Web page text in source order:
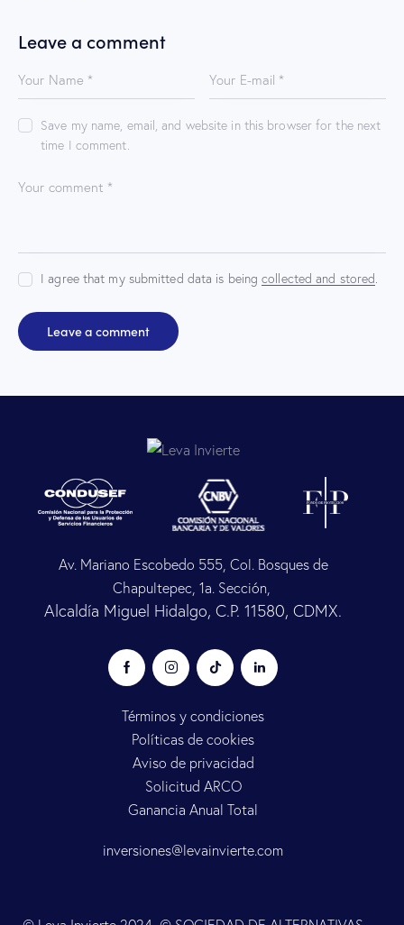
Leave a comment
Save my name, email, and website in this browser for the next
time I comment.
I agree that my submitted data is beingcollected and stored.
Av. Mariano Escobedo 555, Col. Bosques de
Chapultepec, 1a. Sección,
Alcaldía Miguel Hidalgo, C.P. 11580, CDMX.
Términos y condiciones
Políticas de cookies
Aviso de privacidad
Solicitud ARCO
Ganancia Anual Total
inversiones@levainvierte.com